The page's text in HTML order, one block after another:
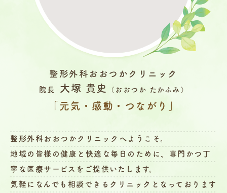
「元気・感動・つながり」
整形外科おおつかクリニックへようこそ。
地域の皆様の健康と快適な毎日のために、専門かつ丁
寧な医療サービスをご提供いたします。
気軽になんでも相談できるクリニックとなっております
整形外科おおつかクリニック
院長 大塚 貴史 （おおつか たかふみ）